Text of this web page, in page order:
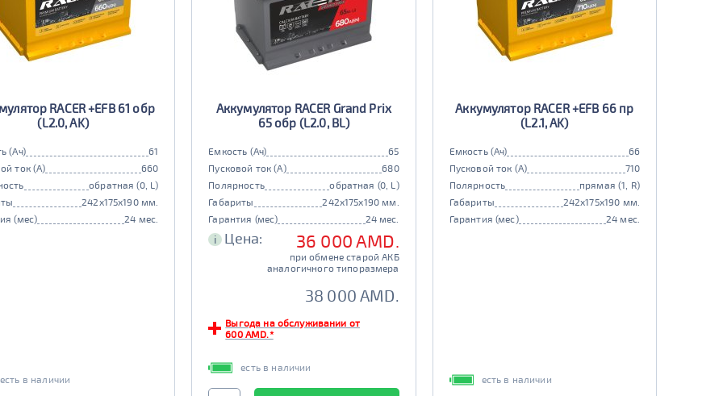
RACER +EFB 61 обр
(L2.0, AK)
(Ач)
61
ток (А)
660
обратная (0, L)
242x175x190 мм.
(мес)
24 мес.
есть в наличии
Аккумулятор RACER Grand Prix
65 обр (L2.0, BL)
Емкость (Ач)
65
Пусковой ток (А)
680
Полярность
обратная (0, L)
Габариты
242x175x190 мм.
Гарантия (мес)
24 мес.
i Цена: 36 000 AMD.
при обмене старой АКБ
аналогичного типоразмера
38 000 AMD.
Выгода на обслуживании от
600 AMD.*
есть в наличии
Аккумулятор RACER +EFB 66 пр
(L2.1, AK)
Емкость (Ач)
66
Пусковой ток (А)
710
Полярность
прямая (1, R)
Габариты
242x175x190 мм.
Гарантия (мес)
24 мес.
есть в наличии